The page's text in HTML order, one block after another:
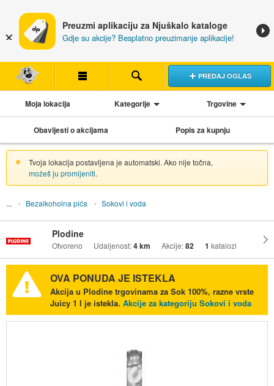
Preuzmi aplikaciju za Njuškalo kataloge
Gdje su akcije? Besplatno preuzimanje aplikacije!
PREDAJ OGLAS
Moja lokacija Kategorije Trgovine
Obavijesti o akcijama Popis za kupnju
Tvoja lokacija postavljena je automatski. Ako nije točna,
možeš ju promijeniti.
Bezalkoholna pića Sokovi i voda
Plodine
Otvoreno Udaljenost:4 km Akcije:82 1 katalozi
OVA PONUDA JE ISTEKLA
Akcija u Plodine trgovinama za Sok 100%, razne vrste
Juicy 1 l je istekla. Akcije za kategoriju Sokovi i voda